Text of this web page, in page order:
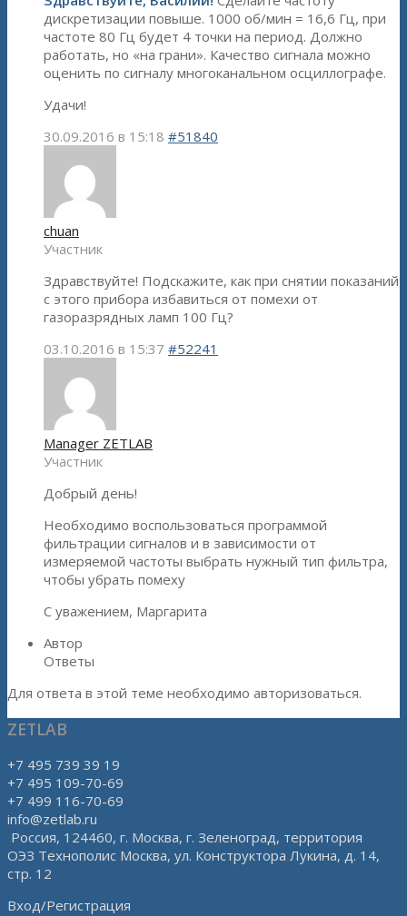
дискретизации повыше. 1000 об/мин = 16,6 Гц, при
частоте 80 Гц будет 4 точки на период. Должно
работать, но «на грани». Качество сигнала можно
оценить по сигналу многоканальном осциллографе.
Удачи!
30.09.2016 в 15:18 #51840
chuan
Участник
Здравствуйте! Подскажите, как при снятии показаний
с этого прибора избавиться от помехи от
газоразрядных ламп 100 Гц?
03.10.2016 в 15:37 #52241
Manager ZETLAB
Участник
Добрый день!
Необходимо воспользоваться программой
фильтрации сигналов и в зависимости от
измеряемой частоты выбрать нужный тип фильтра,
чтобы убрать помеху
С уважением, Маргарита
Автор
Ответы
Для ответа в этой теме необходимо авторизоваться.
ZETLAB
+7 495 739 39 19
+7 495 109-70-69
+7 499 116-70-69
info@zetlab.ru
Россия, 124460, г. Москва, г. Зеленоград, территория
ОЭЗ Технополис Москва, ул. Конструктора Лукина, д. 14,
стр. 12
Вход/Регистрация